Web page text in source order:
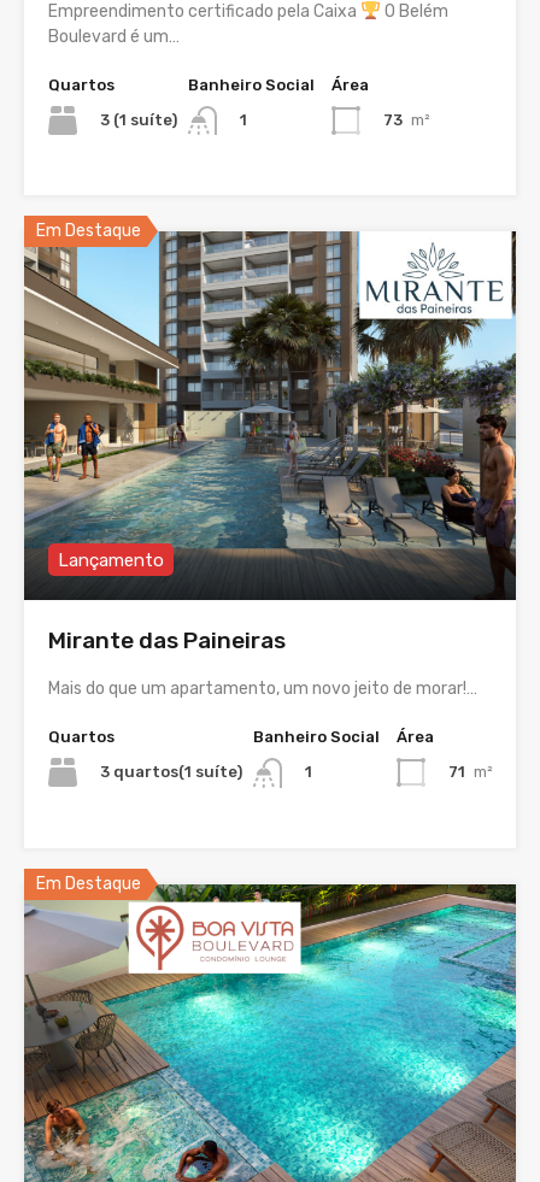
Empreendimento certificado pela Caixa
O Belém
Boulevard é um…
Quartos
3 (1 suíte)
Banheiro Social
1
Área
73 m²
Em Destaque
Lançamento
Mirante das Paineiras
Mais do que um apartamento, um novo jeito de morar!…
Quartos
3 quartos(1 suíte)
Banheiro Social
1
Área
71 m²
Em Destaque